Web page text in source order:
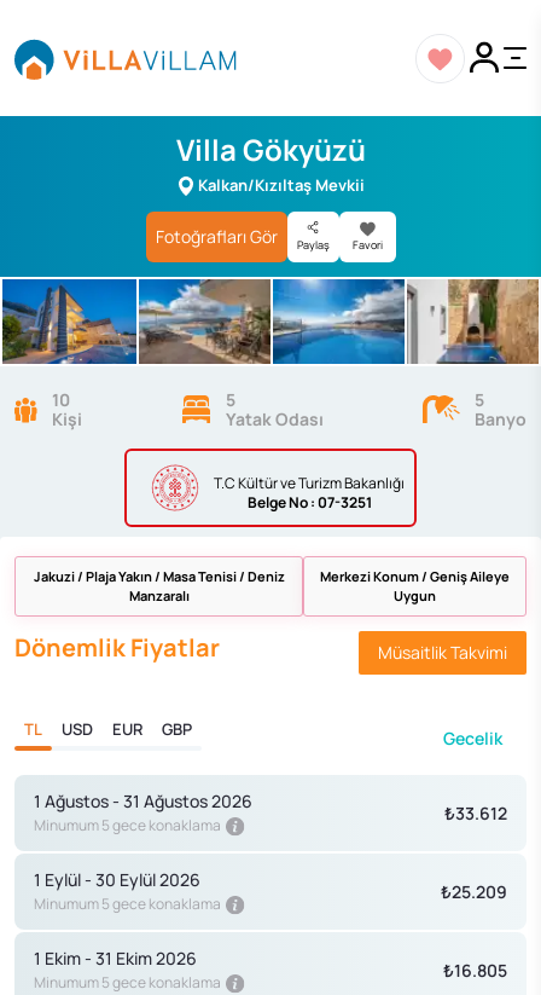
Villa Gökyüzü
Kalkan/Kızıltaş Mevkii
Fotoğrafları Gör Paylaş Favori
T.C Kültür ve Turizm Bakanlığı
BelgeNo : 07-3251
10
Kişi
5
Yatak Odası
5
Banyo
Jakuzi / Plaja Yakın / Masa Tenisi / Deniz
Manzaralı
Merkezi Konum / Geniş Aileye
Uygun
Dönemlik Fiyatlar Müsaitlik Takvimi
TL USD EUR GBP Gecelik
1 Ağustos - 31 Ağustos 2026
Minumum 5 gece konaklama
₺33.612
1 Eylül - 30 Eylül 2026
Minumum 5 gece konaklama
₺25.209
1 Ekim - 31 Ekim 2026
Minumum 5 gece konaklama
₺16.805